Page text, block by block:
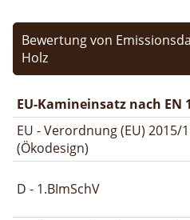
Bewertung von
Holz
EU-Kamineinsatz nach EN
EU - Verordnung (EU) 2015/
(Ökodesign)
D - 1.BImSchV